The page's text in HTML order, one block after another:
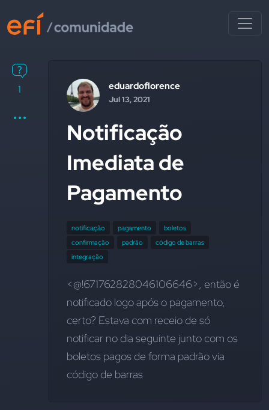
1 eduardoflorence
Jul 13, 2021
Notificação
Imediata de
Pagamento
notificação pagamento
boletos
confirmação
padrão
código de barras
integração
<@!671762828046106646>, então é
notificado logo após o pagamento,
certo? Estava com receio de só
notificar no dia seguinte junto com os
boletos pagos de forma padrão via
código de barras